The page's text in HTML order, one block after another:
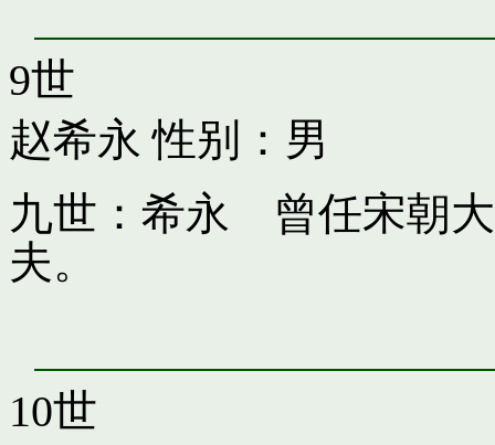
9世
赵希永 性别：男
九世：希永 曾任宋朝
夫。
10世